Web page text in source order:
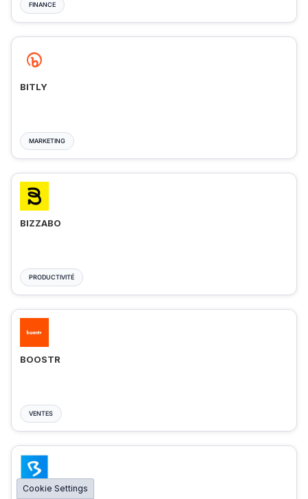
FINANCE
BITLY
MARKETING
BIZZABO
PRODUCTIVITÉ
BOOSTR
VENTES
BIGMARKER
Cookie Settings